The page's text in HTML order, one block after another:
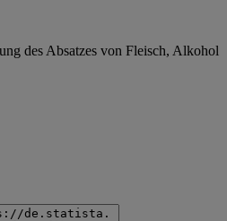
des Absatzes von Fleisch, Alkohol